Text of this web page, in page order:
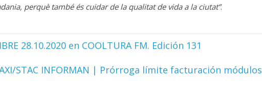
perquè també és cuidar de la qualitat de vida a la ciutat”.
28.10.2020 en COOLTURA FM. Edición 131
STAC INFORMAN | Prórroga límite facturación módulos